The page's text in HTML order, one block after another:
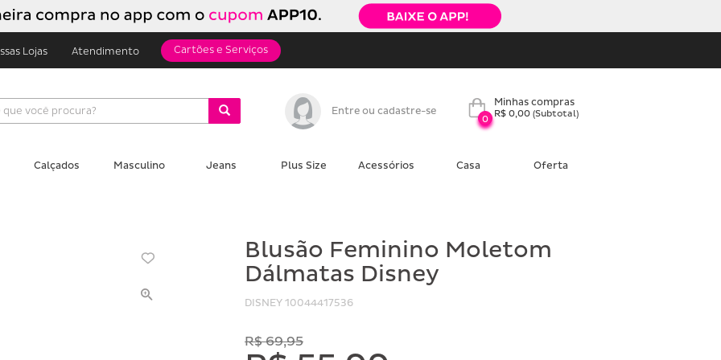
Lojas Atendimento Cartões e Serviços
Entre ou cadastre-se
0
Minhas compras
R$ 0,00 (Subtotal)
Calçados Masculino Jeans Plus Size Acessórios Casa Oferta
Blusão Feminino Moletom
Dálmatas Disney
DISNEY 10044417536
R$ 69,95